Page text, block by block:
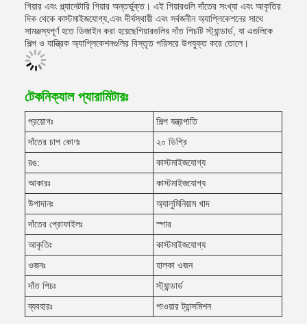
গিয়ার এবং প্ল্যানেটারি গিয়ার অন্তর্ভুক্ত। এই গিয়ারগুলি দাঁতের সংখ্যা এবং আকৃতির
দিক থেকে কাস্টমাইজযোগ্য,এবং দীর্ঘস্থায়ী এবং সর্বজনীন অ্যাপ্লিকেশনের সাথে
সামঞ্জস্যপূর্ণ হতে ডিজাইন করা হয়েছেগিয়ারগুলির দাঁত পিচটি স্ট্যান্ডার্ড, যা এগুলিকে
শিল্প ও যান্ত্রিক অ্যাপ্লিকেশনগুলির বিস্তৃত পরিসরে উপযুক্ত করে তোলে।
টেকনিক্যাল প্যারামিটারঃ
প্রয়োগঃ
শিল্প যন্ত্রপাতি
দাঁতের চাপ কোণঃ
২০ ডিগ্রি
রঙ:
কাস্টমাইজযোগ্য
আকারঃ
কাস্টমাইজযোগ্য
উপাদানঃ
অ্যালুমিনিয়াম খাদ
দাঁতের প্রোফাইলঃ
স্পার
আকৃতিঃ
কাস্টমাইজযোগ্য
ওজনঃ
হালকা ওজন
দাঁত পিচঃ
স্ট্যান্ডার্ড
ব্যবহারঃ
পাওয়ার ট্রান্সমিশন